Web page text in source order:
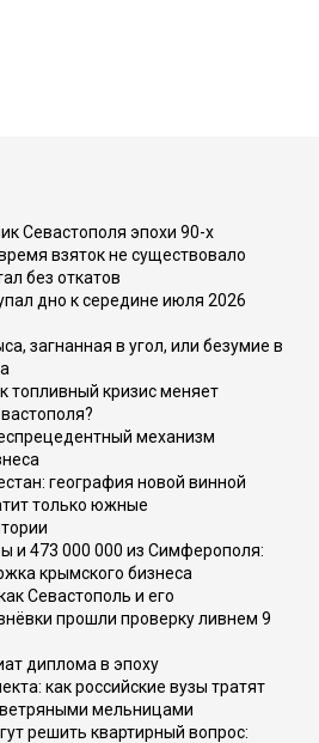
Севастополя эпохи 90-х
взяток не существовало
без откатов
дно к середине июля 2026
загнанная в угол, или безумие в
топливный кризис меняет
механизм
география новой винной
только южные
и 473 000 000 из Симферополя:
крымского бизнеса
Севастополь и его
прошли проверку ливнем 9
диплома в эпоху
как российские вузы тратят
мельницами
решить квартирный вопрос: